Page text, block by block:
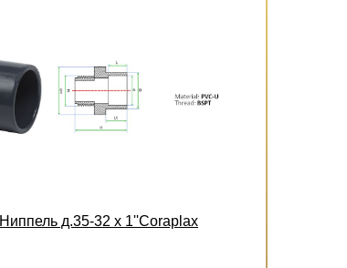
Ниппель д.35-32 х 1''Coraplax